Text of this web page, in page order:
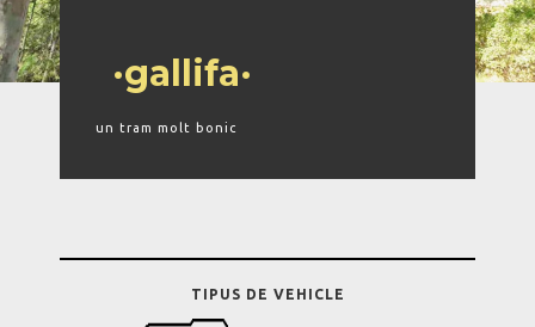
·gallifa·
un tram molt bonic
TIPUS DE VEHICLE